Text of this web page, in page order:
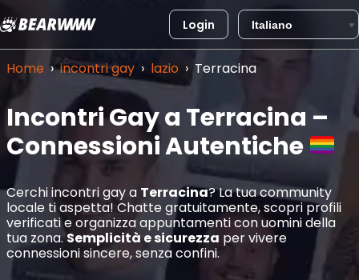
Vai
al
Login
Home › incontri gay › lazio › Terracina
Incontri Gay a Terracina –
Connessioni Autentiche
Cerchi incontri gay a Terracina? La tua community
locale ti aspetta! Chatte gratuitamente, scopri profili
verificati e organizza appuntamenti con uomini della
tua zona.Semplicità e sicurezza per vivere
connessioni sincere, senza confini.